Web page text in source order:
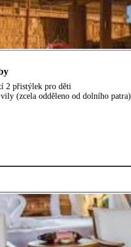
2 přistýlek pro děti
(zcela odděleno od dolního patra)